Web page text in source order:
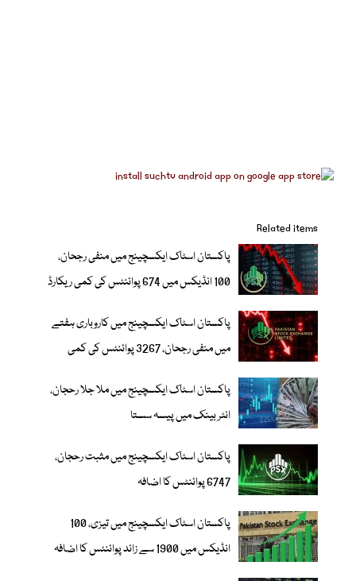
Related items
پاکستان اسٹاک ایکسچینج میں منفی رجحان،
100 انڈیکس میں 674 پوائنٹس کی کمی ریکارڈ
پاکستان اسٹاک ایکسچینج میں کاروباری ہفتے
میں منفی رجحان، 3267 پوائنٹس کی کمی
پاکستان اسٹاک ایکسچینج میں ملا جلا رحجان،
انٹر بینک میں پیسہ سستا
پاکستان اسٹاک ایکسچینج میں مثبت رحجان،
6747 پوائنٹس کا اضافہ
پاکستان اسٹاک ایکسچینج میں تیزی، 100
انڈیکس میں 1900 سے زائد پوائنٹس کا اضافہ